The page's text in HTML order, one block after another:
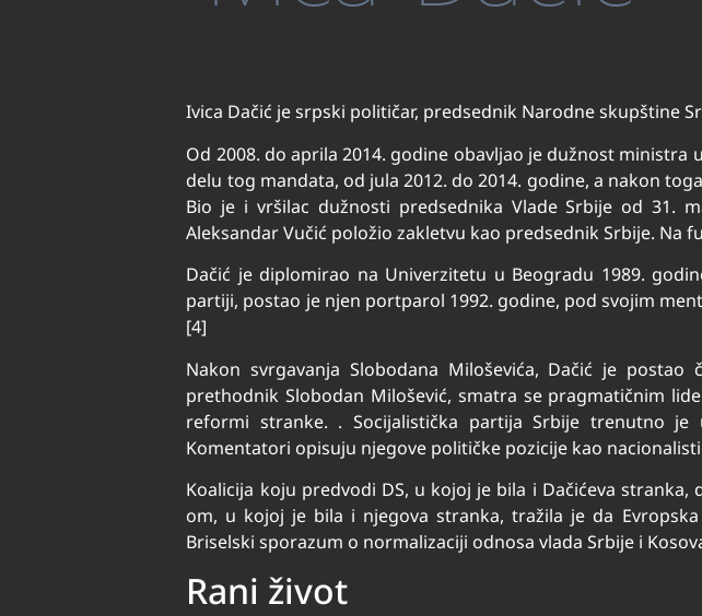
Ivica Dačić je srpski političar, predsednik Narodne skupštine
Od 2008. do aprila 2014. godine obavljao je dužnost
delu tog mandata, od jula 2012. do 2014. godine, a nakon
Bio je i vršilac dužnosti predsednika Vlade Srbije od 31.
Aleksandar Vučić položio zakletvu kao predsednik Srbije. Na
Dačić je diplomirao na Univerzitetu u Beogradu 1989.
partiji, postao je njen portparol 1992. godine, pod svojim
[4]
Nakon svrgavanja Slobodana Miloševića, Dačić je
prethodnik Slobodan Milošević, smatra se pragmatičnim
reformi stranke. . Socijalistička partija Srbije trenutno je
Komentatori opisuju njegove političke pozicije kao
Koalicija koju predvodi DS, u kojoj je bila i Dačićeva
om, u kojoj je bila i njegova stranka, tražila je da
Briselski sporazum o normalizaciji odnosa vlada Srbije i
Rani život